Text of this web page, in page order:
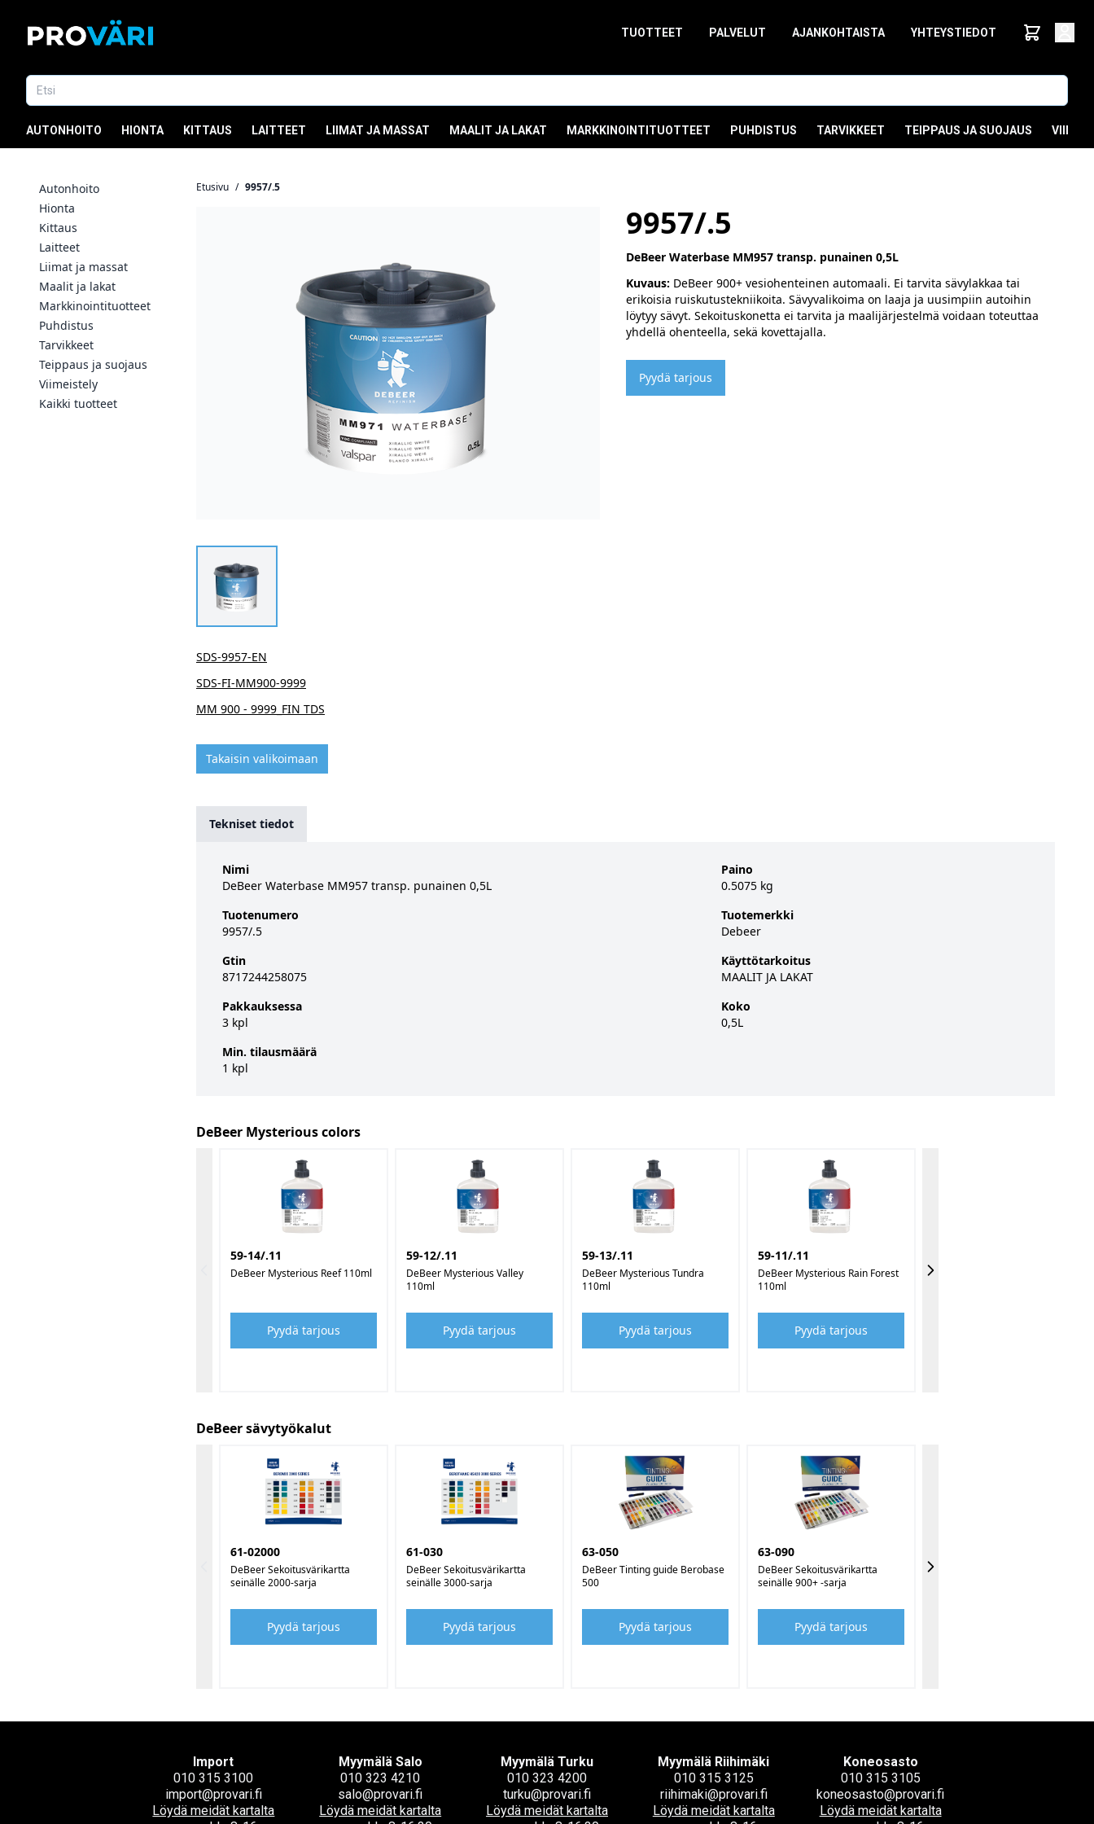
TUOTTEET PALVELUT AJANKOHTAISTA YHTEYSTIEDOT
AUTONHOITO HIONTA KITTAUS LAITTEET LIIMAT JA MASSAT MAALIT JA LAKAT MARKKINOINTITUOTTEET PUHDISTUS TARVIKKEET TEIPPAUS JA SUOJAUS
Autonhoito
Hionta
Kittaus
Laitteet
Liimat ja massat
Maalit ja lakat
Markkinointituotteet
Puhdistus
Tarvikkeet
Teippaus ja suojaus
Viimeistely
Kaikki tuotteet
Etusivu / 9957/.5
9957/.5
DeBeer Waterbase MM957 transp. punainen 0,5L
Kuvaus: DeBeer 900+ vesiohenteinen automaali. Ei tarvita sävylakkaa tai
erikoisia ruiskutustekniikoita. Sävyvalikoima on laaja ja uusimpiin autoihin
löytyy sävyt. Sekoituskonetta ei tarvita ja maalijärjestelmä voidaan toteuttaa
yhdellä ohenteella, sekä kovettajalla.
Pyydä tarjous
SDS-9957-EN
SDS-FI-MM900-9999
MM 900 - 9999_FIN TDS
Takaisin valikoimaan
Tekniset tiedot
Nimi
DeBeer Waterbase MM957 transp. punainen 0,5L
Tuotenumero
9957/.5
Gtin
8717244258075
Pakkauksessa
3 kpl
Min. tilausmäärä
1 kpl
Paino
0.5075 kg
Tuotemerkki
Debeer
Käyttötarkoitus
MAALIT JA LAKAT
Koko
0,5L
DeBeer Mysterious colors
59-14/.11
DeBeer Mysterious Reef 110ml
Pyydä tarjous
59-12/.11
DeBeer Mysterious Valley
110ml
Pyydä tarjous
59-13/.11
DeBeer Mysterious Tundra
110ml
Pyydä tarjous
59-11/.11
DeBeer Mysterious Rain Forest
110ml
Pyydä tarjous
DeBeer sävytyökalut
61-02000
DeBeer Sekoitusvärikartta
seinälle 2000-sarja
Pyydä tarjous
61-030
DeBeer Sekoitusvärikartta
seinälle 3000-sarja
Pyydä tarjous
63-050
DeBeer Tinting guide Berobase
500
Pyydä tarjous
63-090
DeBeer Sekoitusvärikartta
seinälle 900+ -sarja
Pyydä tarjous
Import
010 315 3100
import@provari.fi
Löydä meidät kartalta
Myymälä Salo
010 323 4210
salo@provari.fi
Löydä meidät kartalta
Myymälä Turku
010 323 4200
turku@provari.fi
Löydä meidät kartalta
Myymälä Riihimäki
010 315 3125
riihimaki@provari.fi
Löydä meidät kartalta
Koneosasto
010 315 3105
koneosasto@provari.fi
Löydä meidät kartalta